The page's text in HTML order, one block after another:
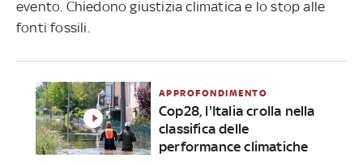
evento. Chiedono giustizia climatica e lo stop alle
fonti fossili.
APPROFONDIMENTO
Cop28, l'Italia crolla nella
classifica delle
performance climatiche